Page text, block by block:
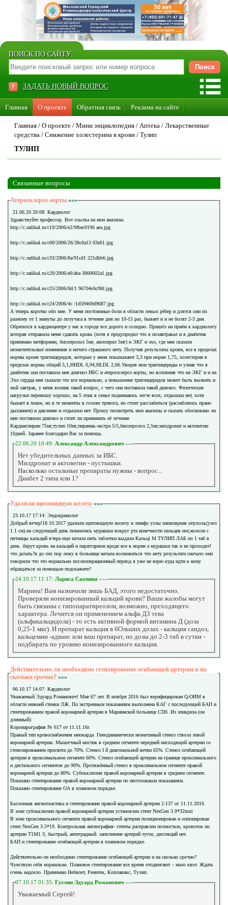
ПОИСК ПО САЙТУ:
ЗАДАТЬ НОВЫЙ ВОПРОС
Главная О проекте Обратная связь Реклама на сайте
Стать консультантом нашего сайта
Главная / О проекте / Мини энциклопедия / Аптека / Лекарственные
средства / Снижение холестерина в крови / Тулип
ТУЛИП
Связанные вопросы
Атеросклероз аорты »»»
21.06.20 20:08: Кардиолог
Здравствуйте профессор. Вот ссылка на мои анализы
http://c.radikal.ru/c19/2006/e2/9fbec0196 aea.jpg
http://c.radikal.ru/c00/2006/26/38c0a13 03e61.jpg
http://c.radikal.ru/c33/2006/8a/91cd1 221dbb6.jpg
http://c.radikal.ru/c20/2006/e0/aba 3000602a1.jpg
http://c.radikal.ru/c25/2006/0d/1 96704c6c9fd.jpg
http://c.radikal.ru/c24/2006/4c /1d59469d9687.jpg
А теперь коротко обо мне. У меня постоянные боли в области левых рёбер и длятся они по
разному от 1 минуты до получаса в течение дня по 10-15 раз, бывает и и не болят 2-3 дня.
Обратился в кардиоцентре у нас в городе все дорого и солидно. Пришёл на приём к кардиологу
которая отправила меня сдавать кровь (хотя я предупредил что я позавтракал и я диабетик
принимаю метформин, бисопролол 5мг, амлоприл 5мг) и ЭКГ и эхо, где мне сказали
незначительные изменения и ничего страшного нету. Получив результаты крови, все в пределах
нормы кроме триглицеридов, которые у меня показывают 3,3 при норме 1,75, холестерин в
пределах нормы общий 5,1,HHDL 0,94,HLDL 2,66.Увидев мои триглицериды и узнав что я
диабетик она поставила мне диагноз ИБС и атеросклероз аорты, но всповнив что на ЭКГ и и на
Эхо сердца мне сказали что все нормально, а повышение триглицеридов может быть вызвать и
мой завтрак, у меня возник такой вопрос, с чего она поставила такой диагноз. Физические
нагрузки переношу хорошо, на 5 этаж в семье поднимаюсь легче всех, отдышки нет, хотя
бывает в покое, но в те моменты в голове тревога, но стоит расслабиться (раслабляюсь прано
дыханием) и давление и отдышки нет. Прошу посмотреть мои анализы и сказать обосновано ли
мне поставили диагноз и стоит ли принимать её лечение
Кардиаспирин 75мг,тулип 10мг,пирамиь-экстра 5/5,бисопролол 2,5мг,милдронат и актовегин
10дней. Заранее благодарю Вас за помощь.
22.06.20 10:49: Александр Александрович »»»
Нет убедительных данных за ИБС.
Милдронат и актовегин - пустышки.
Насколько остальные препараты нужны - вопрос...
Диабет 2 типа или 1?
Удалили щитовидную железу »»»
23.10.17 17:14: Эндокринолог
Добрый вечер!18.10.2017 удалили щитовидную железу и лимфо узлы папилярная опухоль(узел
1.1 см).на следующий день появились мурашки вокруг рта конечности пальцев ног,кололи с
пятницы кальций вчера еще начала пить таблетки выдали Кальці М ТУЛИП ЛАБ по 1 таб в
день .берут кровь на кальций и паратгармон вроде все в норме а мурашки так и не проходят!
что делать?я до сих пор лежу в больнице начала волноваться что нету результата сначало они
говорили что это нормально послеоперационный период я уже не верю куда идти к кому
обращаться за помощью подскажите?
24.10.17 11:17: Лариса Скопина »»»
Марина! Вам назначили лишь БАД, этого недостаточно.
Проверяли ионизированный кальций крови? Ваши жалобы могут
быть связаны с гипопаратиреозом, возможно, преходящего
характера. Лечится он применением альфа Д3 тева
(альфакальцидола) - то есть активной формой витамина Д (доза
0,25-1 мкг). И препарат кальция в бОльших дозах - кальция сандоз,
кальцемин -адванс или ваш препарат, но дозы до 2-3 таб в сутки -
подбирать по уровню ионизированного кальция.
Действительно-ли необходимо стентирование огибающей артерии и на
сколько срочно? »»»
06.10.17 14:07: Кардиолог
Уважаемый Эдуард Романович! Мне 67 лет. В ноября 2016 был верифицирован Q-ОИМ в
области нижней стенки ЛЖ. По экстренным показаниям выполнена КАГ с последующей БАП и
стентированием правой коронарной артерии в Мариинской больнице СПб. Из эпикриза (он
длинный):
Коронарография № 617 от 11.11.16г.
Правый тип кровоснабжения миокарда. Гемодинамически незначимый стеноз ствола левой
коронарной артерии. Мышечный мостик в среднем сегменте передней нисходящей артерии со
стенозированием просвета до 70%. Стеноз I й диагональной ветви 65%. Стеноз огибающей
артерии в проксимальном сегменте 60%. Стеноз огибающей артерии на границе проксимального
и дистального сегментов до 90%. Протяжённый стеноз в проксимальном сегменте правой
коронарной артерии до 80%. Субокклюзия правой коронарной артерии в среднем сегменте.
Показано стентирование правой коронарной артерии по неотложным показаниям.
Показано стентирование ОА в плановом порядке.
Баллонная ангиопластика и стентирование правой коронарной артерии 2-137 ог 11.11.2016.
В зоне субокклюзии правой коронарной артерии установлен стент NexGen 3.0*32mni
В зоне проксимального сегмента правой коронарной артерии позиционирован и оппонирован
стент NexGen 3.5*19. Контрольная ангиография- стенты расправлен полностью, кровоток по
артерии Т1М1 3, быстрый, антеградный. заполнение артерий тугое, диссекций нет.
БАП и стентирование огибающей артерии в плановом порядке.
Действительно-ли необходимо стентирование огибающей артерии и на сколько срочно?
Чувствую себя нормально. Плановое стентирование все время отодвигают – мало квот. Ждать
очень надоело. Принимаю Небилет, Ренитек, Коплавикс, Тулип.
07.10.17 01:35: Гуглин Эдуард Романович »»»
Уважаемый Сергей!